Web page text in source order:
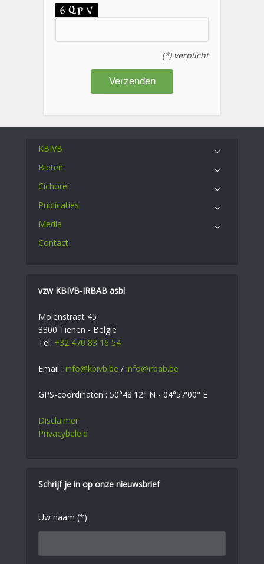
(*) verplicht
KBIVB
Bieten
Cichorei
Publicaties
Media
Contact
vzw KBIVB-IRBAB asbl
Molenstraat 45
3300 Tienen - België
Tel. +32 470 83 16 54
Email : info@kbivb.be / info@irbab.be
GPS-coördinaten : 50°48'12" N - 04°57'00" E
Disclaimer
Privacybeleid
Schrijf je in op onze nieuwsbrief
Uw naam (*)